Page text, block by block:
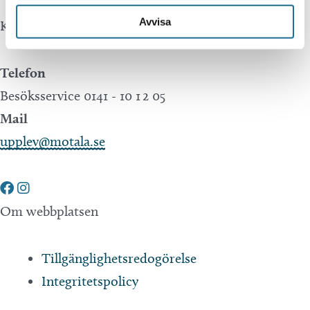
Avvisa
Kontakta oss
Telefon
Besöksservice 0141 - 10 1 2 05
Mail
upplev@motala.se
Om webbplatsen
Tillgänglighetsredogörelse
Integritetspolicy